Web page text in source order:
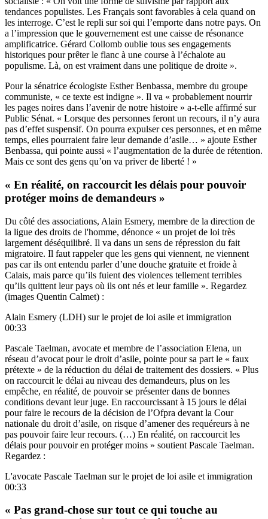
tendances populistes. Les Français sont favorables à cela quand on
les interroge. C’est le repli sur soi qui l’emporte dans notre pays. On
a l’impression que le gouvernement est une caisse de résonance
amplificatrice. Gérard Collomb oublie tous ses engagements
historiques pour prêter le flanc à une course à l’échalote au
populisme. Là, on est vraiment dans une politique de droite ».
Pour la sénatrice écologiste Esther Benbassa, membre du groupe
communiste, « ce texte est indigne ». Il va « probablement nourrir
les pages noires dans l’avenir de notre histoire » a-t-elle affirmé sur
Public Sénat. « Lorsque des personnes feront un recours, il n’y aura
pas d’effet suspensif. On pourra expulser ces personnes, et en même
temps, elles pourraient faire leur demande d’asile… » ajoute Esther
Benbassa, qui pointe aussi « l’augmentation de la durée de rétention.
Mais ce sont des gens qu’on va priver de liberté ! »
« En réalité, on raccourcit les délais pour pouvoir
protéger moins de demandeurs »
Du côté des associations, Alain Esmery, membre de la direction de
la ligue des droits de l'homme, dénonce « un projet de loi très
largement déséquilibré. Il va dans un sens de répression du fait
migratoire. Il faut rappeler que les gens qui viennent, ne viennent
pas car ils ont entendu parler d’une douche gratuite et froide à
Calais, mais parce qu’ils fuient des violences tellement terribles
qu’ils quittent leur pays où ils ont nés et leur famille ». Regardez
(images Quentin Calmet) :
Alain Esmery (LDH) sur le projet de loi asile et immigration
00:33
Pascale Taelman, avocate et membre de l’association Elena, un
réseau d’avocat pour le droit d’asile, pointe pour sa part le « faux
prétexte » de la réduction du délai de traitement des dossiers. « Plus
on raccourcit le délai au niveau des demandeurs, plus on les
empêche, en réalité, de pouvoir se présenter dans de bonnes
conditions devant leur juge. En raccourcissant à 15 jours le délai
pour faire le recours de la décision de l’Ofpra devant la Cour
nationale du droit d’asile, on risque d’amener des requéreurs à ne
pas pouvoir faire leur recours. (…) En réalité, on raccourcit les
délais pour pouvoir en protéger moins » soutient Pascale Taelman.
Regardez :
L'avocate Pascale Taelman sur le projet de loi asile et immigration
00:33
« Pas grand-chose sur tout ce qui touche au